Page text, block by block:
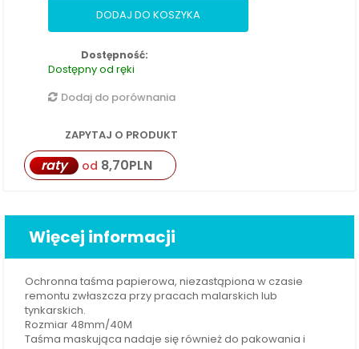
DODAJ DO KOSZYKA
Dostępność:
Dostępny od ręki
Dodaj do porównania
ZAPYTAJ O PRODUKT
raty od 8,70PLN
Więcej informacji
Ochronna taśma papierowa, niezastąpiona w czasie
remontu zwłaszcza przy pracach malarskich lub
tynkarskich.
Rozmiar 48mm/40M
Taśma maskująca nadaje się również do pakowania i